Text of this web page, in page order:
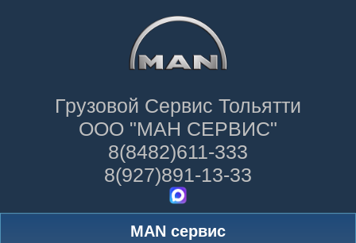
Грузовой Сервис Тольятти
ООО "МАН СЕРВИС"
8(8482)611-333
8(927)891-13-33
MAN сервис